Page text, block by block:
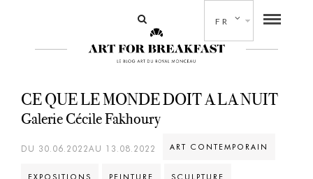
FR
CE QUE LE MONDE DOIT A LA NUIT
Galerie Cécile Fakhoury
DU 30.06.2022AU 13.08.2022 ART CONTEMPORAIN
EXPOSITIONS PEINTURE SCULPTURE